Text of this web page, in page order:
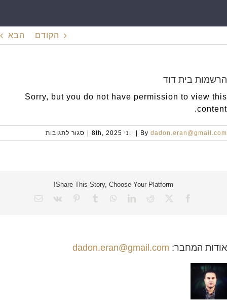
הקודם הבא
הרשמות בית דוד
Sorry, but you do not have permission to view this
content.
By dadon.eran@gmail.com יוני 8th, 2025 סגור לתגובותעל
הרשמות
Share This Story, Choose Your Platform!
Facebook
Reddit
LinkedIn
WhatsApp
Tumblr
Pinterest
Vk
כתובת
אודות המחבר: dadon.eran@gmail.com